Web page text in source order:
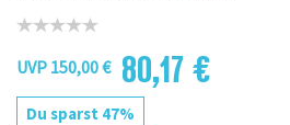
UVP 150,00 € 80,17 €
Du sparst 47%